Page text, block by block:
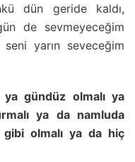
dün geride kaldı,
de sevmeyeceğim
yarın seveceğim
ya gündüz olmalı ya
ya da namluda
gibi olmalı ya da hiç